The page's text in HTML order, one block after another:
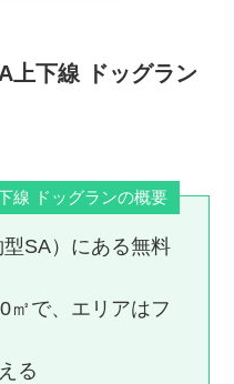
上下線 ドッグラン
線 ドッグランの概要
SA）にある無料
㎡で、エリアはフ
る